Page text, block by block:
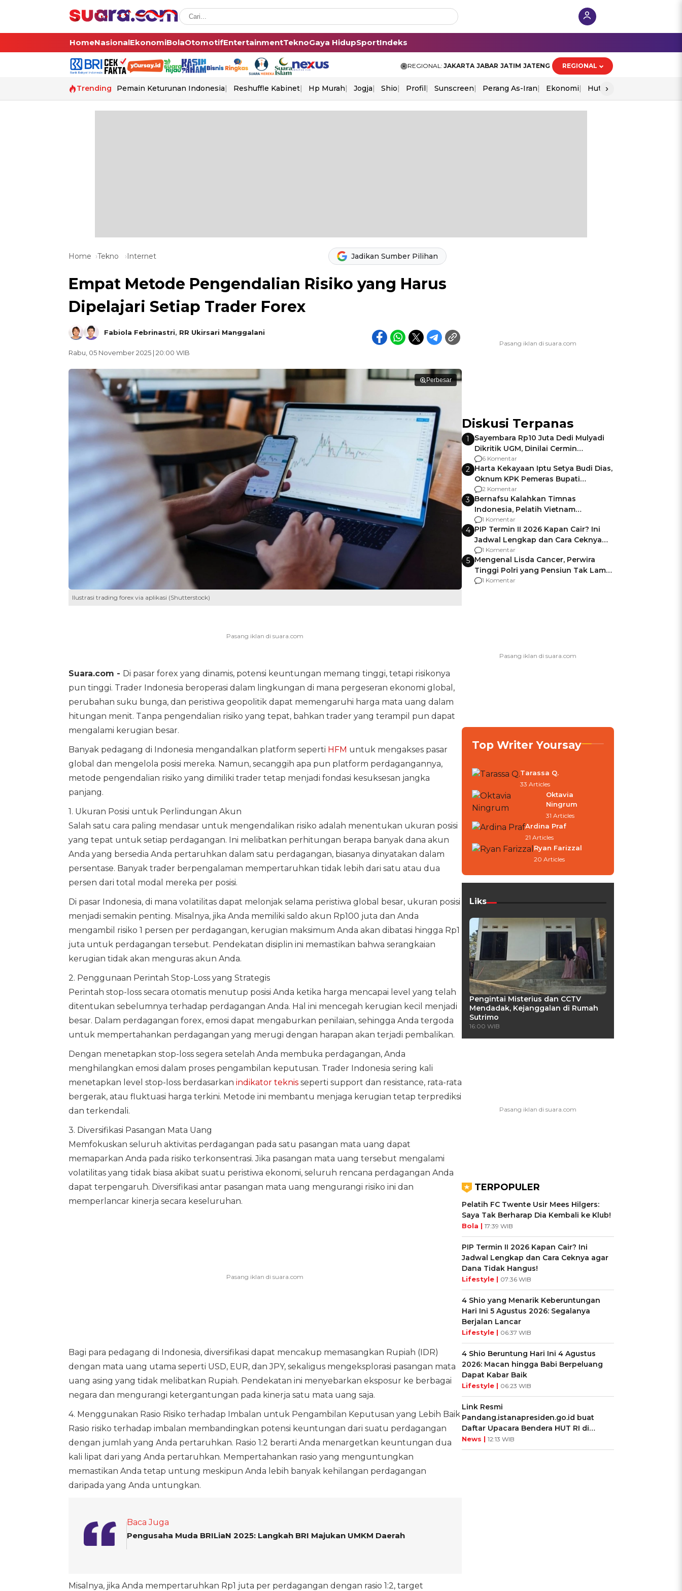
HomeNasionalEkonomiBolaOtomotifEntertainmentTeknoGaya HidupSportIndeks
REGIONAL: JAKARTA JABAR JATIM JATENG REGIONAL
Trending Pemain Keturunan Indonesia Reshuffle Kabinet Hp Murah Jogja Shio Profil Sunscreen Perang As-Iran Ekonomi Hut Ri
›
Home Tekno Internet Jadikan Sumber Pilihan
Empat Metode Pengendalian Risiko yang Harus
Dipelajari Setiap Trader Forex
Fabiola Febrinastri, RR Ukirsari Manggalani
Rabu, 05 November 2025 | 20:00 WIB
Perbesar
Ilustrasi trading forex via aplikasi (Shutterstock)
Suara.com - Di pasar forex yang dinamis, potensi keuntungan memang tinggi, tetapi risikonya
pun tinggi. Trader Indonesia beroperasi dalam lingkungan di mana pergeseran ekonomi global,
perubahan suku bunga, dan peristiwa geopolitik dapat memengaruhi harga mata uang dalam
hitungan menit. Tanpa pengendalian risiko yang tepat, bahkan trader yang terampil pun dapat
mengalami kerugian besar.
Banyak pedagang di Indonesia mengandalkan platform seperti HFM untuk mengakses pasar
global dan mengelola posisi mereka. Namun, secanggih apa pun platform perdagangannya,
metode pengendalian risiko yang dimiliki trader tetap menjadi fondasi kesuksesan jangka
panjang.
1. Ukuran Posisi untuk Perlindungan Akun
Salah satu cara paling mendasar untuk mengendalikan risiko adalah menentukan ukuran posisi
yang tepat untuk setiap perdagangan. Ini melibatkan perhitungan berapa banyak dana akun
Anda yang bersedia Anda pertaruhkan dalam satu perdagangan, biasanya dinyatakan dalam
persentase. Banyak trader berpengalaman mempertaruhkan tidak lebih dari satu atau dua
persen dari total modal mereka per posisi.
Di pasar Indonesia, di mana volatilitas dapat melonjak selama peristiwa global besar, ukuran posisi
menjadi semakin penting. Misalnya, jika Anda memiliki saldo akun Rp100 juta dan Anda
mengambil risiko 1 persen per perdagangan, kerugian maksimum Anda akan dibatasi hingga Rp1
juta untuk perdagangan tersebut. Pendekatan disiplin ini memastikan bahwa serangkaian
kerugian tidak akan menguras akun Anda.
2. Penggunaan Perintah Stop-Loss yang Strategis
Perintah stop-loss secara otomatis menutup posisi Anda ketika harga mencapai level yang telah
ditentukan sebelumnya terhadap perdagangan Anda. Hal ini mencegah kerugian kecil menjadi
besar. Dalam perdagangan forex, emosi dapat mengaburkan penilaian, sehingga Anda tergoda
untuk mempertahankan perdagangan yang merugi dengan harapan akan terjadi pembalikan.
Dengan menetapkan stop-loss segera setelah Anda membuka perdagangan, Anda
menghilangkan emosi dalam proses pengambilan keputusan. Trader Indonesia sering kali
menetapkan level stop-loss berdasarkan indikator teknisseperti support dan resistance, rata-rata
bergerak, atau fluktuasi harga terkini. Metode ini membantu menjaga kerugian tetap terprediksi
dan terkendali.
3. Diversifikasi Pasangan Mata Uang
Memfokuskan seluruh aktivitas perdagangan pada satu pasangan mata uang dapat
memaparkan Anda pada risiko terkonsentrasi. Jika pasangan mata uang tersebut mengalami
volatilitas yang tidak biasa akibat suatu peristiwa ekonomi, seluruh rencana perdagangan Anda
dapat terpengaruh. Diversifikasi antar pasangan mata uang mengurangi risiko ini dan
memperlancar kinerja secara keseluruhan.
Bagi para pedagang di Indonesia, diversifikasi dapat mencakup memasangkan Rupiah (IDR)
dengan mata uang utama seperti USD, EUR, dan JPY, sekaligus mengeksplorasi pasangan mata
uang asing yang tidak melibatkan Rupiah. Pendekatan ini menyebarkan eksposur ke berbagai
negara dan mengurangi ketergantungan pada kinerja satu mata uang saja.
4. Menggunakan Rasio Risiko terhadap Imbalan untuk Pengambilan Keputusan yang Lebih Baik
Rasio risiko terhadap imbalan membandingkan potensi keuntungan dari suatu perdagangan
dengan jumlah yang Anda pertaruhkan. Rasio 1:2 berarti Anda menargetkan keuntungan dua
kali lipat dari yang Anda pertaruhkan. Mempertahankan rasio yang menguntungkan
memastikan Anda tetap untung meskipun Anda lebih banyak kehilangan perdagangan
daripada yang Anda untungkan.
Baca Juga
Pengusaha Muda BRILiaN 2025: Langkah BRI Majukan UMKM Daerah
Misalnya, jika Anda mempertaruhkan Rp1 juta per perdagangan dengan rasio 1:2, target
Diskusi Terpanas
1
Sayembara Rp10 Juta Dedi Mulyadi
Dikritik UGM, Dinilai Cermin
Gagalnya Negara Jamin Keamanan
6 Komentar
2 Harta Kekayaan Iptu Setya Budi Dias,
Oknum KPK Pemeras Bupati
Pemalang
2 Komentar
3 Bernafsu Kalahkan Timnas
Indonesia, Pelatih Vietnam
Berencana Pakai Jimat di Pakansari
1 Komentar
4 PIP Termin II 2026 Kapan Cair? Ini
Jadwal Lengkap dan Cara Ceknya
agar Dana Tidak Hangus!
1 Komentar
5 Mengenal Lisda Cancer, Perwira
Tinggi Polri yang Pensiun Tak Lama
Usai Jadi Brigjen
1 Komentar
Top Writer Yoursay
Tarassa Q.
33 Articles
Oktavia
Ningrum
31 Articles
Ardina Praf
21 Articles
Ryan Farizzal
20 Articles
Liks
Pengintai Misterius dan CCTV
Mendadak, Kejanggalan di Rumah
Sutrimo
16:00 WIB
TERPOPULER
Pelatih FC Twente Usir Mees Hilgers:
Saya Tak Berharap Dia Kembali ke Klub!
Bola | 17:39 WIB
PIP Termin II 2026 Kapan Cair? Ini
Jadwal Lengkap dan Cara Ceknya agar
Dana Tidak Hangus!
Lifestyle | 07:36 WIB
4 Shio yang Menarik Keberuntungan
Hari Ini 5 Agustus 2026: Segalanya
Berjalan Lancar
Lifestyle | 06:37 WIB
4 Shio Beruntung Hari Ini 4 Agustus
2026: Macan hingga Babi Berpeluang
Dapat Kabar Baik
Lifestyle | 06:23 WIB
Link Resmi
Pandang.istanapresiden.go.id buat
Daftar Upacara Bendera HUT RI di
Istana Negara
News | 12:13 WIB